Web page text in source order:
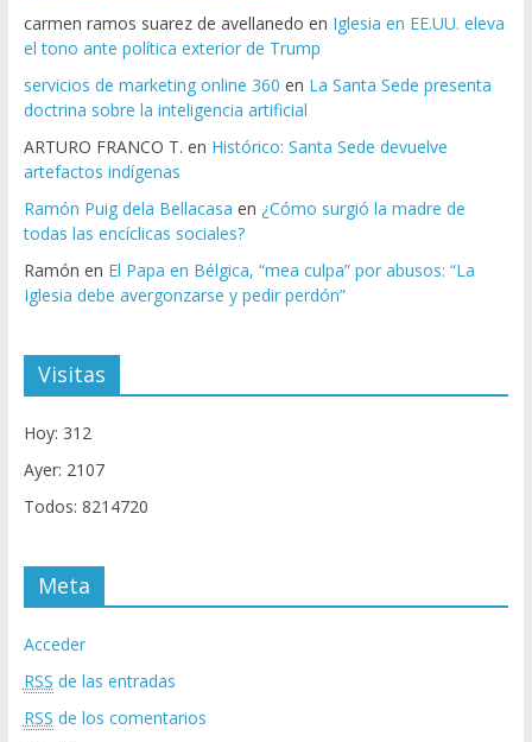
carmen ramos suarez de avellanedo en Iglesia en EE.UU. eleva
el tono ante política exterior de Trump
servicios de marketing online 360 en La Santa Sede presenta
doctrina sobre la inteligencia artificial
ARTURO FRANCO T. en Histórico: Santa Sede devuelve
artefactos indígenas
Ramón Puig dela Bellacasa en ¿Cómo surgió la madre de
todas las encíclicas sociales?
Ramón en El Papa en Bélgica, “mea culpa” por abusos: “La
Iglesia debe avergonzarse y pedir perdón”
Visitas
Hoy: 312
Ayer: 2107
Todos: 8214720
Meta
Acceder
RSS de las entradas
RSS de los comentarios